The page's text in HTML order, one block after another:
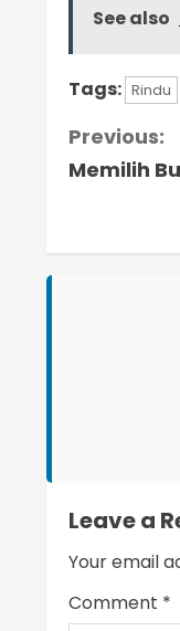
See also
Tags: Rindu
C
o
R
e
a
Previous:
Memilih
Leave a
Your email
Comment *